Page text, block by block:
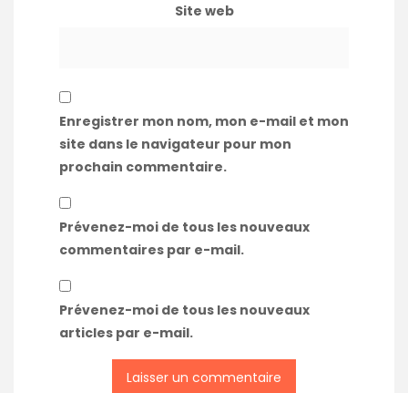
Site web
Enregistrer mon nom, mon e-mail et mon
site dans le navigateur pour mon
prochain commentaire.
Prévenez-moi de tous les nouveaux
commentaires par e-mail.
Prévenez-moi de tous les nouveaux
articles par e-mail.